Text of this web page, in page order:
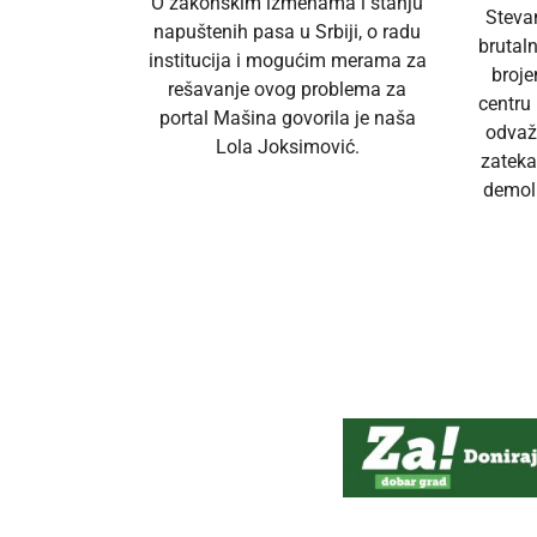
napuštenih pasa u Srbiji, o radu
institucija i mogućim merama za
rešavanje ovog problema za
portal Mašina govorila je naša
Lola Joksimović.
centru